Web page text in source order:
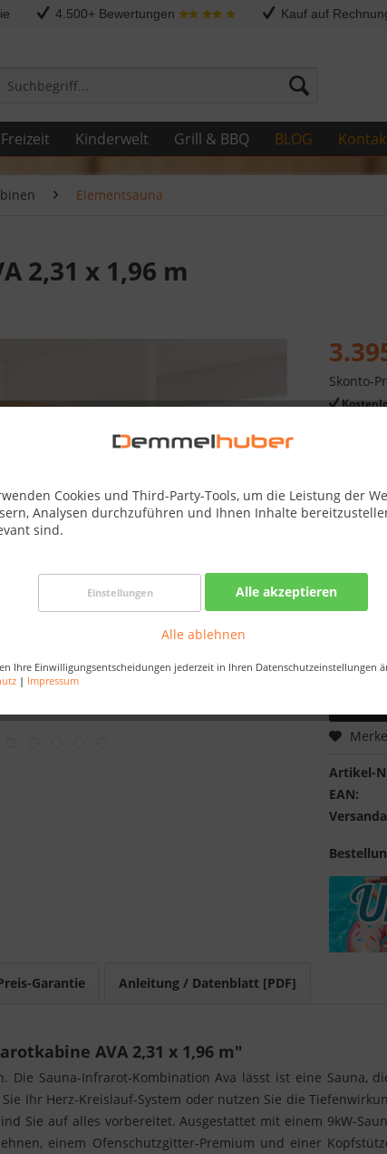
4.500+ Bewertungen Kauf auf
Kinderwelt Grill & BBQ BLOG
Cookies und Third-Party-Tools, um die Leistung der
Analysen durchzuführen und Ihnen Inhalte
sind.
Einstellungen Alle akzeptieren
Alle ablehnen
Ihre Einwilligungsentscheidungen jederzeit in Ihren Datenschutzeinstellungen
| Impressum
Elementsauna
2,31 x 1,96 m
Skonto-
Artikel-
EAN:
Garantie Anleitung / Datenblatt [PDF]
AVA 2,31 x 1,96 m"
Die Sauna-Infrarot-Kombination Ava lässt ist eine Sauna,
Ihr Herz-Kreislauf-System oder nutzen Sie die
Sie auf alles vorbereitet. Ausgestattet mit einem 9kW-
einem Ofenschutzgitter-Premium und einer